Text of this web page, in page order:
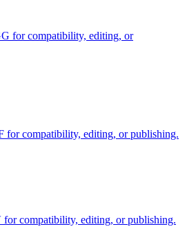
for compatibility, editing, or
for compatibility, editing, or publishing.
compatibility, editing, or publishing.